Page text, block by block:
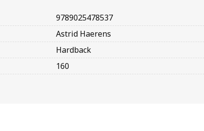
9789025478537
Astrid Haerens
Hardback
160